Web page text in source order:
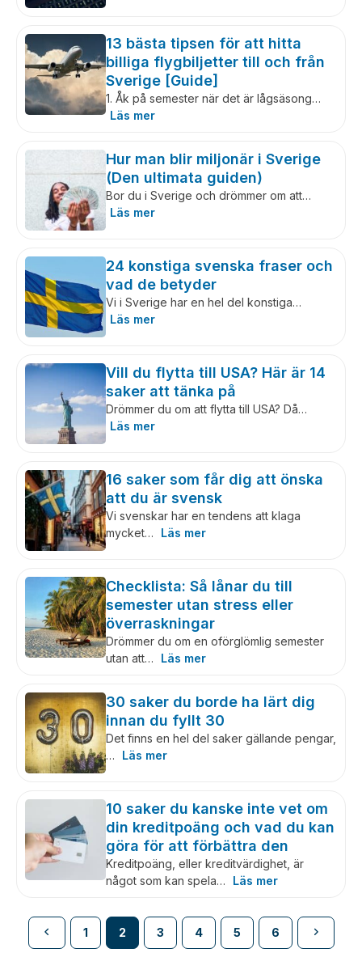
13 bästa tipsen för att hitta
billiga flygbiljetter till och från
Sverige [Guide]
1. Åk på semester när det är lågsäsong…
Läs mer
Hur man blir miljonär i Sverige
(Den ultimata guiden)
Bor du i Sverige och drömmer om att…
Läs mer
24 konstiga svenska fraser och
vad de betyder
Vi i Sverige har en hel del konstiga…
Läs mer
Vill du flytta till USA? Här är 14
saker att tänka på
Drömmer du om att flytta till USA? Då…
Läs mer
16 saker som får dig att önska
att du är svensk
Vi svenskar har en tendens att klaga
mycket…
Läs mer
Checklista: Så lånar du till
semester utan stress eller
överraskningar
Drömmer du om en oförglömlig semester
utan att…
Läs mer
30 saker du borde ha lärt dig
innan du fyllt 30
Det finns en hel del saker gällande pengar,
…
Läs mer
10 saker du kanske inte vet om
din kreditpoäng och vad du kan
göra för att förbättra den
Kreditpoäng, eller kreditvärdighet, är
något som kan spela…
Läs mer
1 2 3 4 5 6